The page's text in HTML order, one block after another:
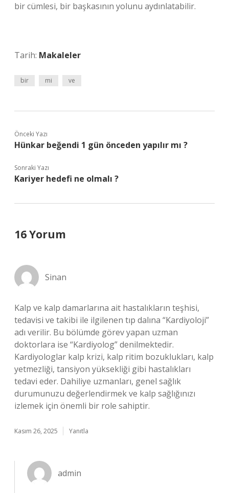
bir cümlesi, bir başkasının yolunu aydınlatabilir.
Tarih: Makaleler
bir mi ve
Önceki Yazı
Hünkar beğendi 1 gün önceden yapılır mı ?
Sonraki Yazı
Kariyer hedefi ne olmalı ?
16 Yorum
Sinan
Kalp ve kalp damarlarına ait hastalıkların teşhisi,
tedavisi ve takibi ile ilgilenen tıp dalına “Kardiyoloji”
adı verilir. Bu bölümde görev yapan uzman
doktorlara ise “Kardiyolog” denilmektedir.
Kardiyologlar kalp krizi, kalp ritim bozuklukları, kalp
yetmezliği, tansiyon yüksekliği gibi hastalıkları
tedavi eder. Dahiliye uzmanları, genel sağlık
durumunuzu değerlendirmek ve kalp sağlığınızı
izlemek için önemli bir role sahiptir.
Kasım 26, 2025 Yanıtla
admin